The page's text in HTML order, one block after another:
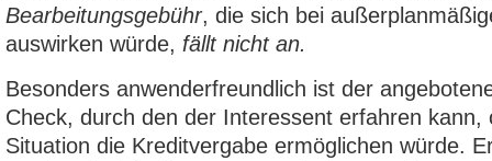
Bearbeitungsgebühr, die sich bei
auswirken würde, fällt nicht an.
Besonders anwenderfreundlich ist der
Check, durch den der Interessent erfahren kann,
Situation die Kreditvergabe ermöglichen würde.